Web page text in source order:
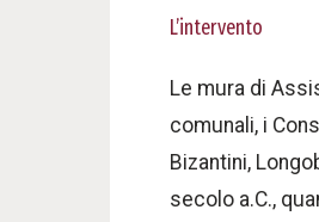
L’intervento
Le mura di
comunali, i
Bizantini,
secolo a.C.,